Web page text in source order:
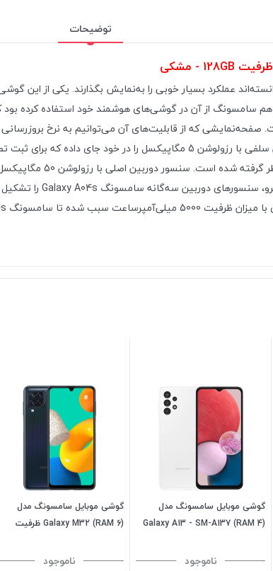
توضیحات
از آن در گوشی‌های هوشمند خود استفاده کرده بود
شکل ناچ در قسمت بالایی و مرکزی صفحه‌نمایش سنسور دوربین سلفی با
قبولی دارد. در
گوشی موبایل سامسونگ مدل
Galaxy A13 - SM-A137 (RAM 4)
ناموجود
گوشی موبایل سامسونگ مدل
Galaxy M32 (RAM 6) ظرفیت
ناموجود